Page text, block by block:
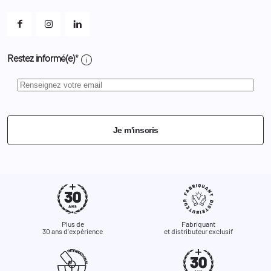
Restez informé(e)* info
Je m'inscris
Plus de
30 ans d'expérience
Fabriquant
et distributeur exclusif